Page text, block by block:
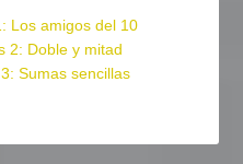
Los amigos del 10
2: Doble y mitad
Sumas sencillas